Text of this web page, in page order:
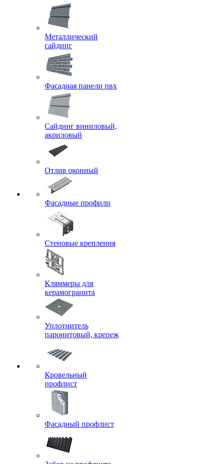
Металлический
сайдинг
Фасадная панели пвх
Сайдинг виниловый,
акриловый
Отлив оконный
Фасадные профили
Стеновые крепления
Кляммеры для
керамогранита
Уплотнитель
паронитовый, крепеж
Кровельный
профлист
Фасадный профлист